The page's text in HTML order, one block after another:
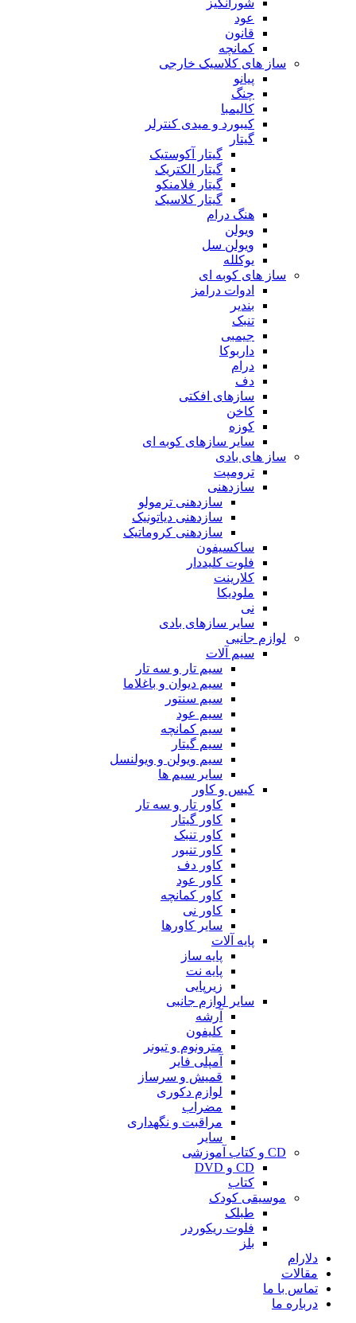
عود
قانون
کمانچه
ساز های کلاسیک خارجی
پیانو
چنگ
کالیمبا
کیبورد و میدی کنترلر
گیتار
گیتار آکوستیک
گیتار الکتریک
گیتار فلامنکو
گیتار کلاسیک
هنگ درام
ویولن
ویولن سل
یوکلله
ساز های کوبه ای
ادوات درامز
بندیر
تنبک
جیمبی
داربوکا
درام
دف
سازهای افکتی
کاخن
کوزه
سایر سازهای کوبه ای
ساز های بادی
ترومپت
سازدهنی
سازدهنی ترمولو
سازدهنی دیاتونیک
سازدهنی کروماتیک
ساکسیفون
فلوت کلیددار
کلارینت
ملودیکا
نی
سایر سازهای بادی
لوازم جانبی
سیم آلات
سیم تار و سه تار
سیم دیوان و باغلاما
سیم سنتور
سیم عود
سیم کمانچه
سیم گیتار
سیم ویولن و ویولنسل
سایر سیم ها
کیس و کاور
کاور تار و سه تار
کاور گیتار
کاور تنبک
کاور تنبور
کاور دف
کاور عود
کاور کمانچه
کاور نی
سایر کاورها
پایه آلات
پایه ساز
پایه نت
زیرپایی
سایر لوازم جانبی
آرشه
کلیفون
مترونوم و تیونر
آمپلی فایر
قمیش و سرساز
لوازم دکوری
مضراب
مراقبت و نگهداری
سایر
CD و کتاب آموزشی
CD و DVD
کتاب
موسیقی کودک
طبلک
فلوت ریکوردر
بلز
دلارام
مقالات
تماس با ما
درباره ما